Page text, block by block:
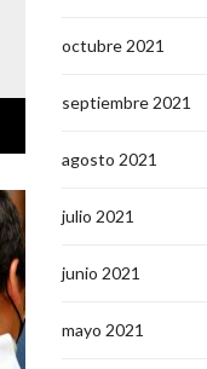
octubre 2021
septiembre 2021
agosto 2021
julio 2021
junio 2021
mayo 2021